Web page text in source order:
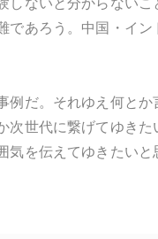
ないと分からない
あろう。中国・イ
だ。それゆえ何と
世代に繋げてゆきた
を伝えてゆきたいと